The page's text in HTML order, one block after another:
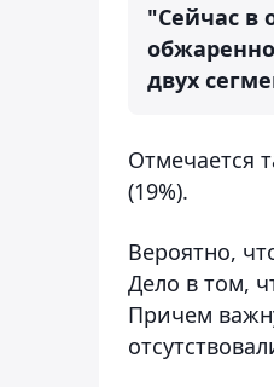
"Сейчас в
двух
Отмечается
(19%).
Вероятно,
Дело в том,
Причем